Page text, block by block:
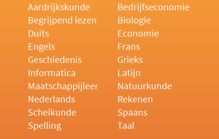
Aardrijkskunde
Bedrijfseconomie
Begrijpend lezen
Biologie
Duits
Economie
Engels
Frans
Geschiedenis
Grieks
Informatica
Latijn
Maatschappijleer
Natuurkunde
Nederlands
Rekenen
Scheikunde
Spaans
Spelling
Taal